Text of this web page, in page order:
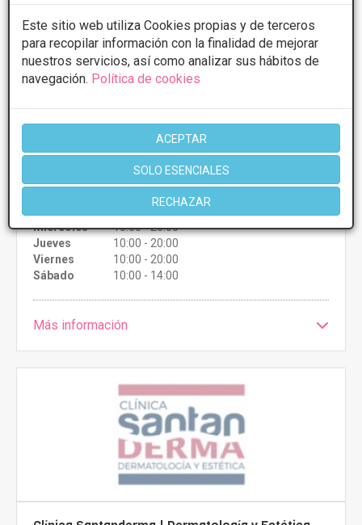
Este sitio web utiliza Cookies propias y de terceros
para recopilar información con la finalidad de mejorar
nuestros servicios, así como analizar sus hábitos de
navegación. Política de cookies
ACEPTAR
SOLO ESENCIALES
RECHAZAR
Floranes 10 a bjo, Santander VER MAPA
Tratamientos desde 29€
Presupuestos con5% de descuento *
CONSULTAR/CITA/PRESUPUESTO
10:00 - 20:00
Miércoles
10:00 - 20:00
Jueves
10:00 - 20:00
Viernes
10:00 - 20:00
Sábado
10:00 - 14:00
Más información